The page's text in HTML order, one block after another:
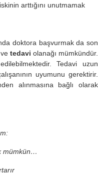
arttığını unutmamak
doktora başvurmak da son
tedavi olanağı mümkündür.
Tedavi uzun
uyumunu gerektirir.
alınmasına bağlı olarak
mümkün…